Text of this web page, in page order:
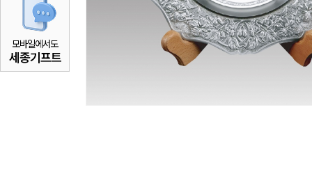
모바일에서도
세종기프트